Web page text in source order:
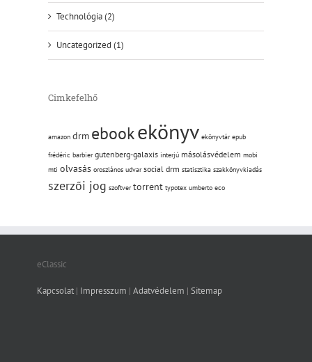
Technológia (2)
Uncategorized (1)
Cimkefelhő
amazon drm ebookekönyv ekönyvtár epub
frédéric barbier gutenberg-galaxis interjú másolásvédelem mobi
mti olvasás oroszlános udvar social drm statisztika szakkönyvkiadás
szerzői jog szoftver torrent typotex umberto eco
eClassic
Kapcsolat| Impresszum | Adatvédelem | Sitemap